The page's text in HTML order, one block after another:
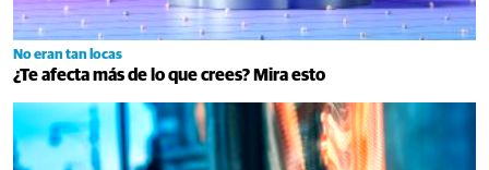
No eran tan locas
¿Te afecta más de lo que crees? Mira esto